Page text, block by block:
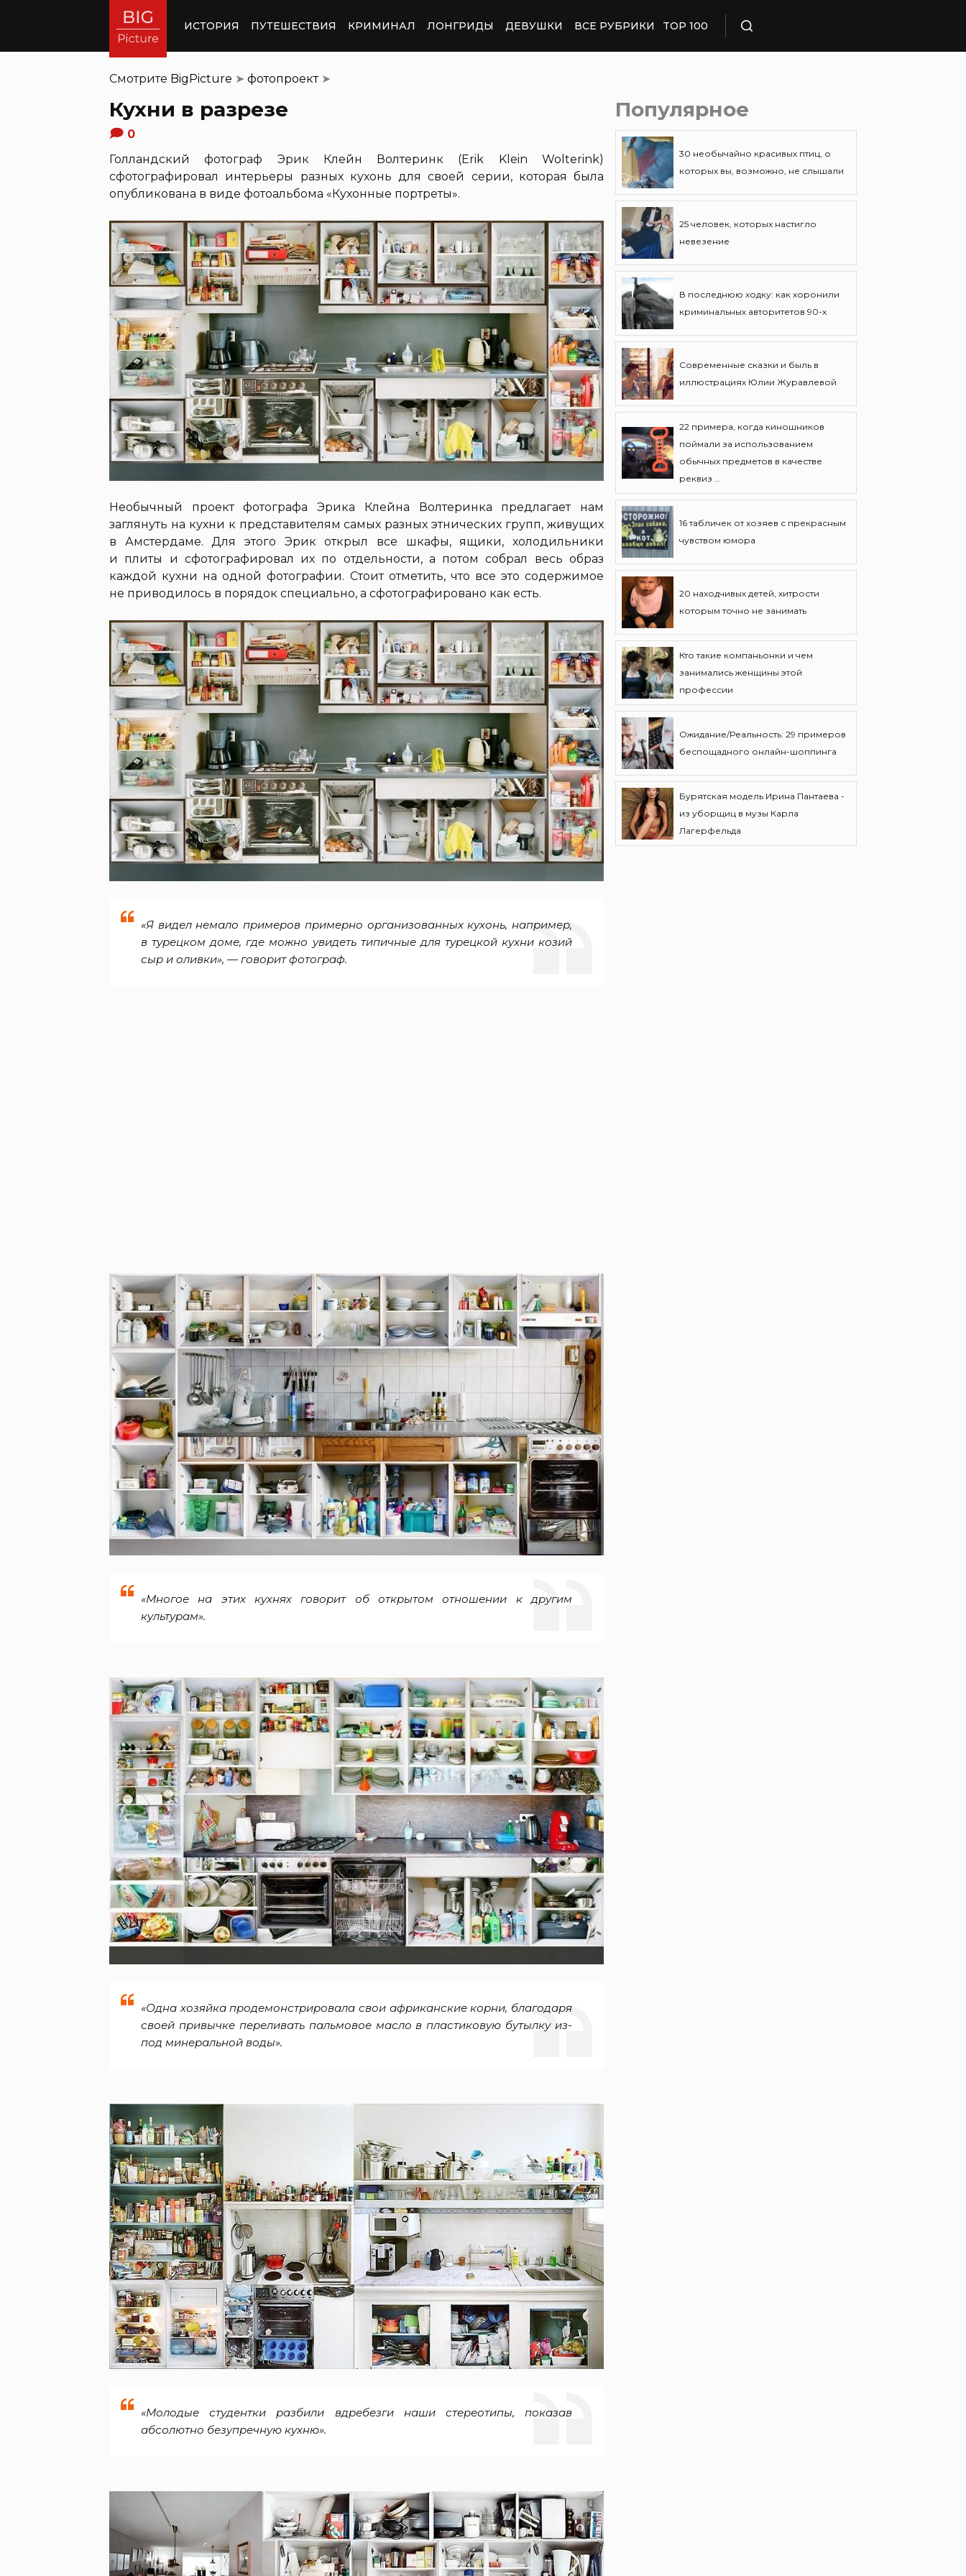
ИСТОРИЯ ПУТЕШЕСТВИЯ КРИМИНАЛ ЛОНГРИДЫ ДЕВУШКИ ВСЕ РУБРИКИ TOP 100
Смотрите BigPicture ➤ фотопроект➤
Кухни в разрезе
0
Голландский фотограф Эрик Клейн Волтеринк (Erik Klein Wolterink)
сфотографировал интерьеры разных кухонь для своей серии, которая была
опубликована в виде фотоальбома «Кухонные портреты».
Необычный проект фотографа Эрика Клейна Волтеринка предлагает нам
заглянуть на кухни к представителям самых разных этнических групп, живущих
в Амстердаме. Для этого Эрик открыл все шкафы, ящики, холодильники
и плиты и сфотографировал их по отдельности, а потом собрал весь образ
каждой кухни на одной фотографии. Стоит отметить, что все это содержимое
не приводилось в порядок специально, а сфотографировано как есть.
«Я видел немало примеров примерно организованных кухонь, например,
в турецком доме, где можно увидеть типичные для турецкой кухни козий
сыр и оливки», — говорит фотограф.
«Многое на этих кухнях говорит об открытом отношении к другим
культурам».
«Одна хозяйка продемонстрировала свои африканские корни, благодаря
своей привычке переливать пальмовое масло в пластиковую бутылку из-
под минеральной воды».
«Молодые студентки разбили вдребезги наши стереотипы, показав
абсолютно безупречную кухню».
Популярное
30 необычайно красивых птиц, о
которых вы, возможно, не слышали
25 человек, которых настигло
невезение
В последнюю ходку: как хоронили
криминальных авторитетов 90-х
Современные сказки и быль в
иллюстрациях Юлии Журавлевой
22 примера, когда киношников
поймали за использованием
обычных предметов в качестве
реквиз ...
16 табличек от хозяев с прекрасным
чувством юмора
20 находчивых детей, хитрости
которым точно не занимать
Кто такие компаньонки и чем
занимались женщины этой
профессии
Ожидание/Реальность: 29 примеров
беспощадного онлайн-шоппинга
Бурятская модель Ирина Пантаева -
из уборщиц в музы Карла
Лагерфельда